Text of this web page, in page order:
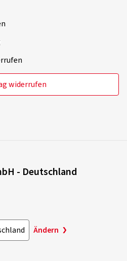
widerrufen
- Deutschland
Ändern